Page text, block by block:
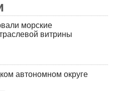
морские
витрины
автономном округе